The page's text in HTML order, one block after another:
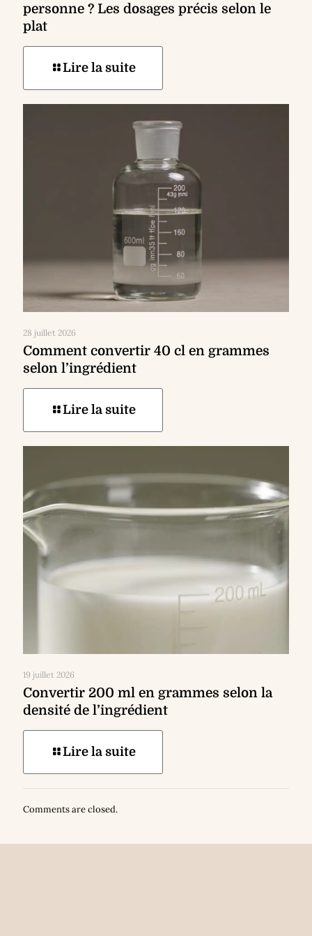
personne ? Les dosages précis selon le
plat
Lire la suite
28 juillet 2026
Comment convertir 40 cl en grammes
selon l’ingrédient
Lire la suite
19 juillet 2026
Convertir 200 ml en grammes selon la
densité de l’ingrédient
Lire la suite
Comments are closed.